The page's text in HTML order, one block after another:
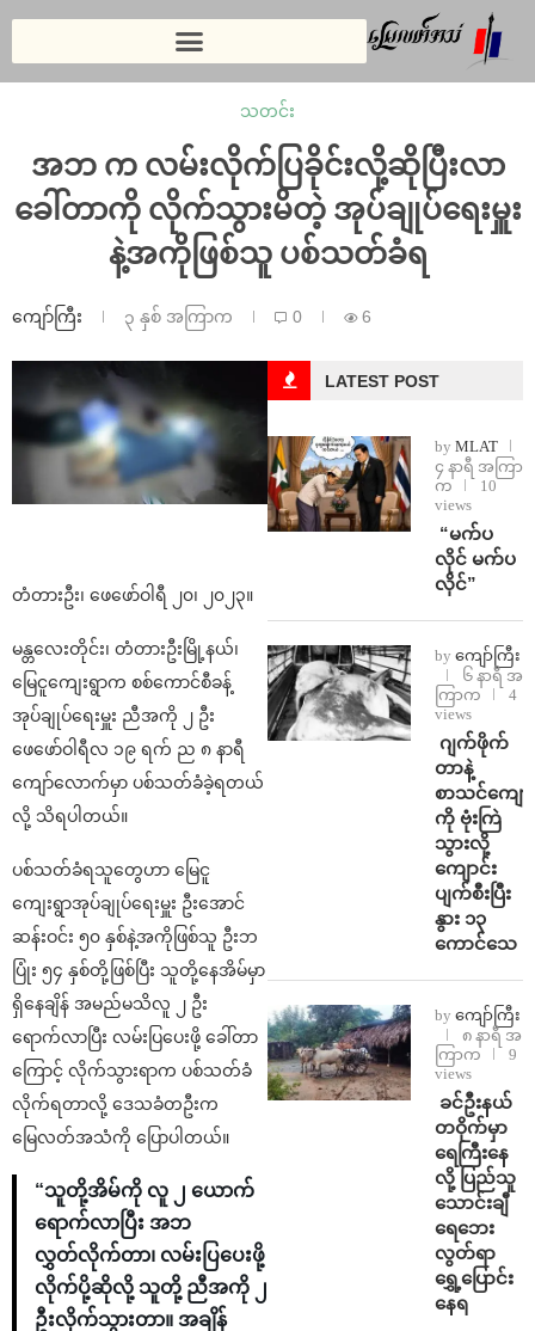
သတင်း
အဘ က လမ်းလိုက်ပြခိုင်းလို့ဆိုပြီးလာ
ခေါ်တာကို လိုက်သွားမိတဲ့ အုပ်ချုပ်ရေးမှူး
နဲ့အကိုဖြစ်သူ ပစ်သတ်ခံရ
ကျော်ကြီး ၃ နှစ် အကြာက 0 6
တံတားဦး၊ ဖေဖော်ဝါရီ ၂၀၊ ၂၀၂၃။
မန္တလေးတိုင်း၊ တံတားဦးမြို့နယ်၊
မြေငူကျေးရွာက စစ်ကောင်စီခန့်
အုပ်ချုပ်ရေးမှူး ညီအကို ၂ ဦး
ဖေဖော်ဝါရီလ ၁၉ ရက် ည ၈ နာရီ
ကျော်လောက်မှာ ပစ်သတ်ခံခဲ့ရတယ်
လို့ သိရပါတယ်။
ပစ်သတ်ခံရသူတွေဟာ မြေငူ
ကျေးရွာအုပ်ချုပ်ရေးမှူး ဦးအောင်
ဆန်းဝင်း ၅၀ နှစ်နဲ့အကိုဖြစ်သူ ဦးဘ
ပြုံး ၅၄ နှစ်တို့ဖြစ်ပြီး သူတို့နေအိမ်မှာ
ရှိနေချိန် အမည်မသိလူ ၂ ဦး
ရောက်လာပြီး လမ်းပြပေးဖို့ ခေါ်တာ
ကြောင့် လိုက်သွားရာက ပစ်သတ်ခံ
လိုက်ရတာလို့ ဒေသခံတဦးက
မြေလတ်အသံကို ပြောပါတယ်။
“သူတို့အိမ်ကို လူ ၂ ယောက်
ရောက်လာပြီး အဘ
လွှတ်လိုက်တာ၊ လမ်းပြပေးဖို့
လိုက်ပို့ဆိုလို့ သူတို့ ညီအကို ၂
ဦးလိုက်သွားတာ။ အချိန်
LATEST POST
by MLAT
၄ နာရီ အကြာ
က
10
views
⁨ ⁨“မက်ပ
လိုင် မက်ပ
လိုင်”
by ကျော်ကြီး
၆ နာရီ အ
ကြာက
4
views
⁨⁩ ⁨ဂျက်ဖိုက်
တာနဲ့
စာသင်ကျော
ကို ဗုံးကြဲ
သွားလို့
ကျောင်း
ပျက်စီးပြီး
နွား ၁၃
ကောင်သေ
by ကျော်ကြီး
၈ နာရီ အ
ကြာက
9
views
⁩ ⁨ခင်ဦးနယ်
တဝိုက်မှာ
ရေကြီးနေ
လို့ ပြည်သူ
သောင်းချီ
ရေဘေး
လွတ်ရာ
ရွှေ့ပြောင်း
နေရ